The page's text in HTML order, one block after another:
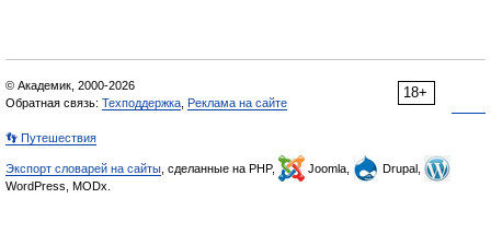
18+
© Академик, 2000-2026
Обратная связь: Техподдержка Реклама на сайте
👣 Путешествия
Экспорт словарей на сайты , сделанные на PHP, Joomla,
Drupal,
WordPress, MODx.